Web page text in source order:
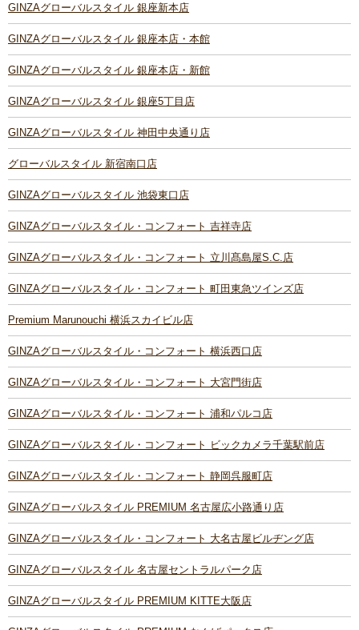
GINZAグローバルスタイル 銀座新本店
GINZAグローバルスタイル 銀座本店・本館
GINZAグローバルスタイル 銀座本店・新館
GINZAグローバルスタイル 銀座5丁目店
GINZAグローバルスタイル 神田中央通り店
グローバルスタイル 新宿南口店
GINZAグローバルスタイル 池袋東口店
GINZAグローバルスタイル・コンフォート 吉祥寺店
GINZAグローバルスタイル・コンフォート 立川髙島屋S.C.店
GINZAグローバルスタイル・コンフォート 町田東急ツインズ店
Premium Marunouchi 横浜スカイビル店
GINZAグローバルスタイル・コンフォート 横浜西口店
GINZAグローバルスタイル・コンフォート 大宮門街店
GINZAグローバルスタイル・コンフォート 浦和パルコ店
GINZAグローバルスタイル・コンフォート ビックカメラ千葉駅前店
GINZAグローバルスタイル・コンフォート 静岡呉服町店
GINZAグローバルスタイル PREMIUM 名古屋広小路通り店
GINZAグローバルスタイル・コンフォート 大名古屋ビルヂング店
GINZAグローバルスタイル 名古屋セントラルパーク店
GINZAグローバルスタイル PREMIUM KITTE大阪店